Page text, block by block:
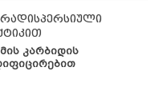
კარბიდის